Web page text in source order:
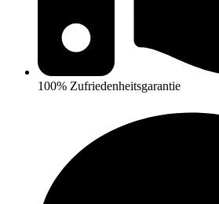
100% Zufriedenheitsgarantie